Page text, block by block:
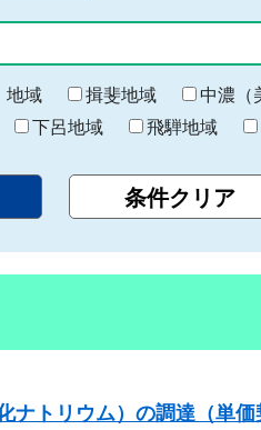
地域 揖斐地域 中濃（
下呂地域 飛騨地域
トリウム）の調達（単